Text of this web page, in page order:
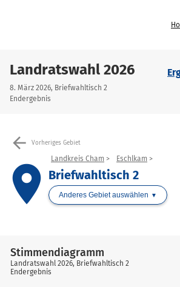
Landratswahl 2026
8. März 2026, Briefwahltisch 2
Endergebnis
arrow_back Vorheriges Gebiet
place
Landkreis Cham Eschlkam
Briefwahltisch 2
Anderes Gebiet auswählen
Stimmendiagramm
Landratswahl 2026, Briefwahltisch 2
Endergebnis